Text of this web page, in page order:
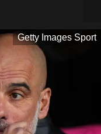
Getty Images Sport